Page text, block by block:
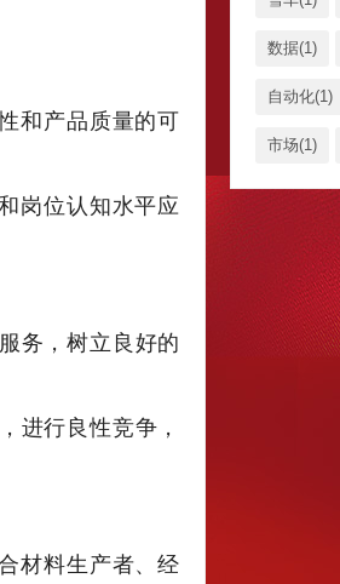
和产品质量的可
岗位认知水平应
务，树立良好的
进行良性竞争，
材料生产者、经
数据(1)
自动化(1)
市场(1)